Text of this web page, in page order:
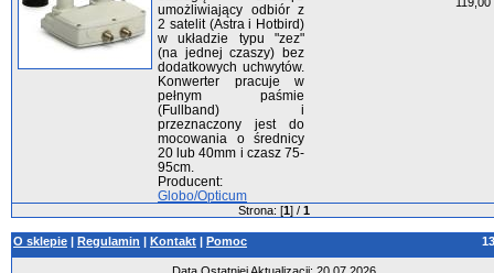
umożliwiający odbiór z
2 satelit (Astra i Hotbird)
w układzie typu "zez"
(na jednej czaszy) bez
dodatkowych uchwytów.
Konwerter pracuje w
pełnym paśmie
(Fullband) i
przeznaczony jest do
mocowania o średnicy
20 lub 40mm i czasz 75-
95cm.
Producent:
Globo/Opticum
Strona: [1] / 1
O sklepie | Regulamin | Kontakt | Pomoc